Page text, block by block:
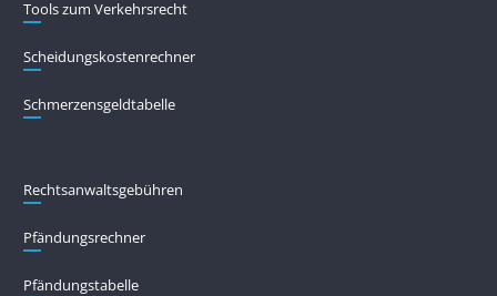
Tools zum Verkehrsrecht
Scheidungskostenrechner
Schmerzensgeldtabelle
Rechtsanwaltsgebühren
Pfändungs­rechner
Pfändungs­tabelle